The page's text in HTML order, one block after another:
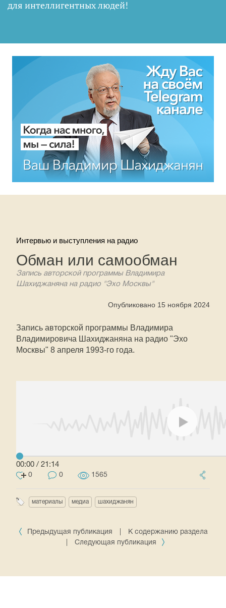
для интеллигентных людей!
Интервью и выступления на радио
Обман или самообман
Запись авторской программы Владимира
Шахиджаняна на радио "Эхо Москвы"
Опубликовано 15 ноября 2024
Запись авторской программы Владимира
Владимировича Шахиджаняна на радио "Эхо
Москвы" 8 апреля 1993-го года.
00:00 / 21:14
0 0 1565
материалы медиа шахиджанян
Предыдущая публикация
К содержанию раздела
Следующая публикация